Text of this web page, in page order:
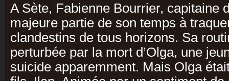
A Sète, Fabienne Bourrier, capitaine
majeure partie de son temps à
clandestins de tous horizons. Sa
perturbée par la mort d’Olga, une
suicide apparemment. Mais Olga